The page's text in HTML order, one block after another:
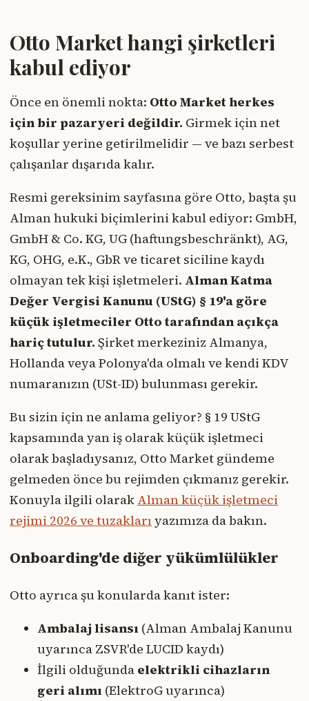
Otto Market hangi şirketleri
kabul ediyor
Önce en önemli nokta: Otto Market herkes
için bir pazaryeri değildir. Girmek için net
koşullar yerine getirilmelidir — ve bazı serbest
çalışanlar dışarıda kalır.
Resmi gereksinim sayfasına göre Otto, başta şu
Alman hukuki biçimlerini kabul ediyor: GmbH,
GmbH & Co. KG, UG (haftungsbeschränkt), AG,
KG, OHG, e.K., GbR ve ticaret siciline kaydı
olmayan tek kişi işletmeleri. Alman Katma
Değer Vergisi Kanunu (UStG) § 19'a göre
küçük işletmeciler Otto tarafından açıkça
hariç tutulur. Şirket merkeziniz Almanya,
Hollanda veya Polonya'da olmalı ve kendi KDV
numaranızın (USt-ID) bulunması gerekir.
Bu sizin için ne anlama geliyor? § 19 UStG
kapsamında yan iş olarak küçük işletmeci
olarak başladıysanız, Otto Market gündeme
gelmeden önce bu rejimden çıkmanız gerekir.
Konuyla ilgili olarak Alman küçük işletmeci
rejimi 2026 ve tuzaklarıyazımıza da bakın.
Onboarding'de diğer yükümlülükler
Otto ayrıca şu konularda kanıt ister:
Ambalaj lisansı (Alman Ambalaj Kanunu
uyarınca ZSVR'de LUCID kaydı)
İlgili olduğunda elektrikli cihazların
geri alımı (ElektroG uyarınca)